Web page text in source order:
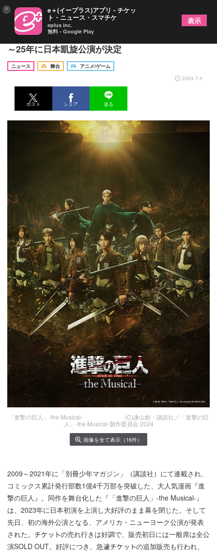
岡宮来夢ら出演の「進撃の巨人」-the Musical- 24
～25年に日本凱旋公演が決定
ニュース 舞台
アニメ/ゲーム
2024.7.4
ポスト シェア 送る
「進撃の巨人」-the Musical- (C)諫山創・講談社／「進撃の巨
人」-the Musical-製作委員会 2024
画像を全て表示（16件）
2009～2021年に「別冊少年マガジン」（講談社）にて連載され、
コミックス累計発行部数1億4千万部を突破した、大人気漫画『進
撃の巨人』。同作を舞台化した『「進撃の巨人」-the Musical-』
は、2023年に日本初演を上演し大好評のまま幕を閉じた。そして
先日、初の海外公演となる、アメリカ・ニューヨーク公演が発表
された。
の売れ行きは好調で、販売初日には一般席は全公
演SOLD OUT。好評につき、急遽
の追加販売も行われ、
× e＋(イープラス)アプリ - チケッ
ト・ニュース・スマチケ
eplus inc.
無料 - Google Play
表示